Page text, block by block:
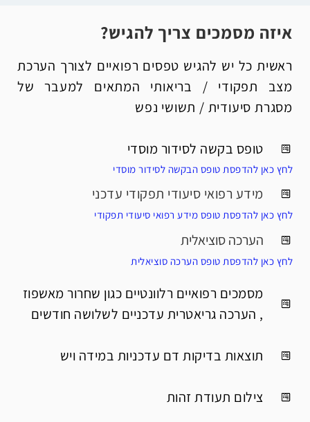
איזה מסמכים צריך להגיש?
ראשית כל יש להגיש טפסים רפואיים לצורך הערכת
מצב תפקודי / בריאותי המתאים למעבר של
מסגרת סיעודית / תשושי נפש
טופס בקשה לסידור מוסדי
לחץ כאן להדפסת טופס הבקשה לסידור מוסדי
מידע רפואי סיעודי תפקודי עדכני
לחץ כאן להדפסת טופס מידע רפואי סיעודי תפקודי
הערכה סוציאלית
לחץ כאן להדפסת טופס הערכה סוציאלית
מסמכים רפואיים רלוונטיים כגון שחרור מאשפוז
, הערכה גריאטרית עדכניים לשלושה חודשים
תוצאות בדיקות דם עדכניות במידה ויש
צילום תעודת זהות